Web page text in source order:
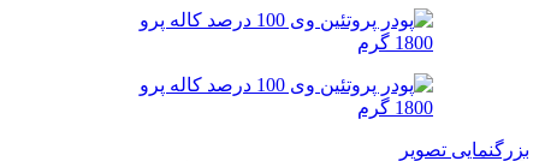
بزرگنمایی تصویر